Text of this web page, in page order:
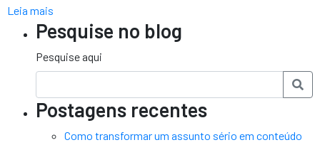
Leia mais
Pesquise no blog
Pesquise aqui
Postagens recentes
Como transformar um assunto sério em conteúdo